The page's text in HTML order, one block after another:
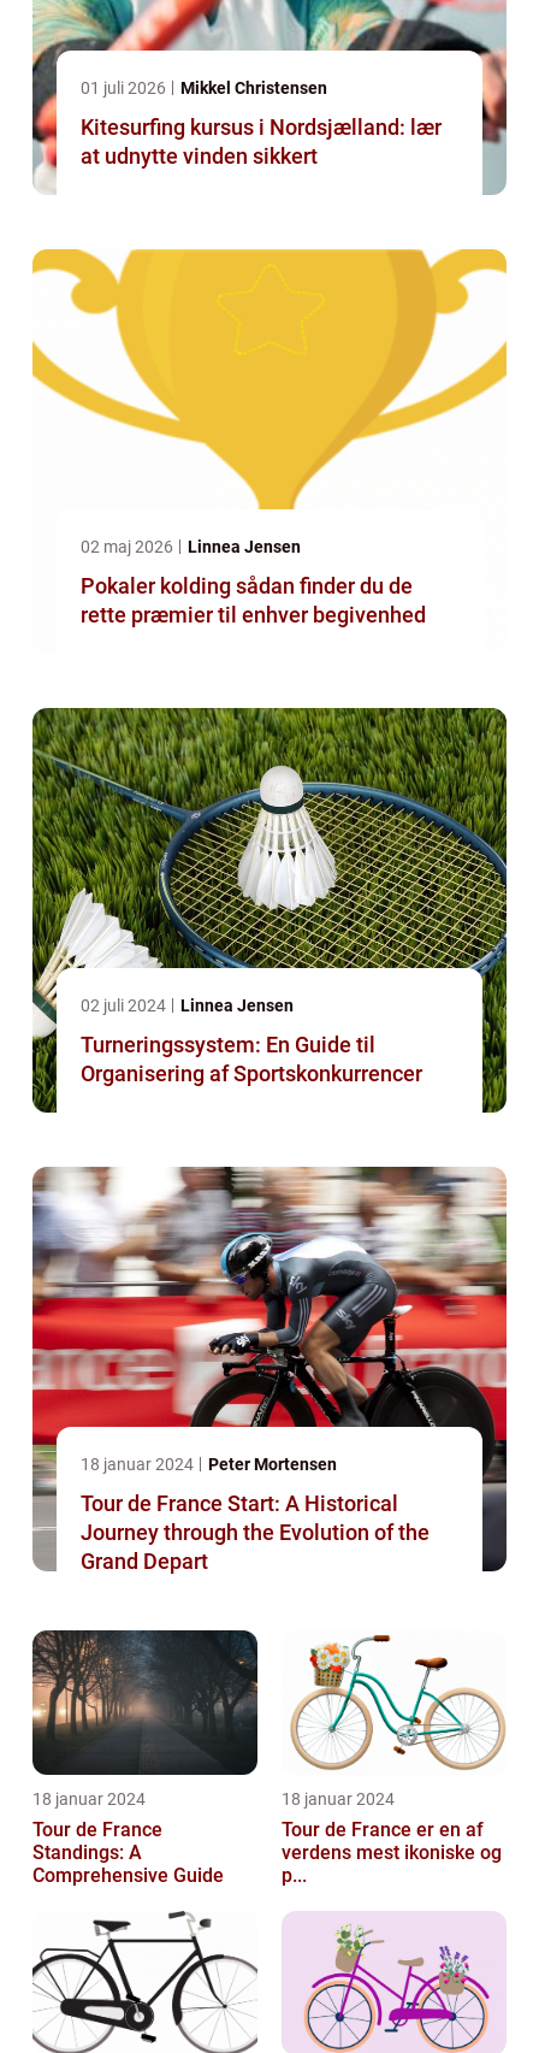
01 juli 2026 Mikkel Christensen
Kitesurfing kursus i Nordsjælland: lær
at udnytte vinden sikkert
02 maj 2026 Linnea Jensen
Pokaler kolding sådan finder du de
rette præmier til enhver begivenhed
02 juli 2024 Linnea Jensen
Turneringssystem: En Guide til
Organisering af Sportskonkurrencer
18 januar 2024 Peter Mortensen
Tour de France Start: A Historical
Journey through the Evolution of the
Grand Depart
18 januar 2024
Tour de France
Standings: A
Comprehensive Guide
18 januar 2024
Tour de France er en af
verdens mest ikoniske og
p...